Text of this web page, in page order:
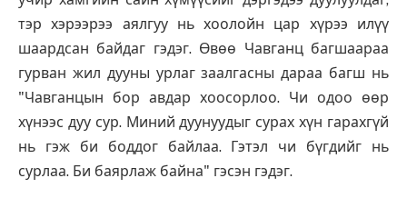
тэр хэрээрээ аялгуу нь хоолойн цар хүрээ илүү
шаардсан байдаг гэдэг. Өвөө Чавганц багшаараа
гурван жил дууны урлаг заалгасны дараа багш нь
"Чавганцын бор авдар хоосорлоо. Чи одоо өөр
хүнээс дуу сур. Миний дуунуудыг сурах хүн гарахгүй
нь гэж би боддог байлаа. Гэтэл чи бүгдийг нь
сурлаа. Би баярлаж байна" гэсэн гэдэг.